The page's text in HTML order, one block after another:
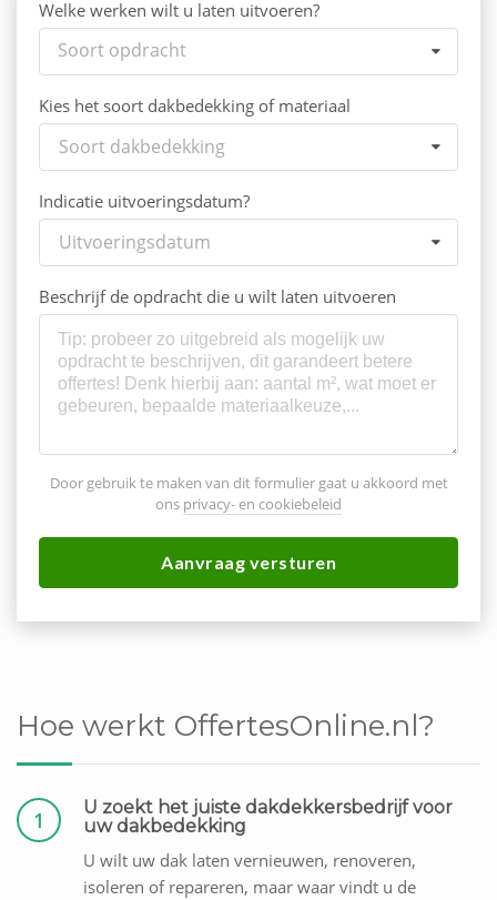
Welke werken wilt u laten uitvoeren?
Soort opdracht
Kies het soort dakbedekking of materiaal
Soort dakbedekking
Indicatie uitvoeringsdatum?
Uitvoeringsdatum
Beschrijf de opdracht die u wilt laten uitvoeren
Door gebruik te maken van dit formulier gaat u akkoord met
ons privacy- en cookiebeleid
Aanvraag versturen
Hoe werkt OffertesOnline.nl?
1
U zoekt het juiste dakdekkersbedrijf voor
uw dakbedekking
U wilt uw dak laten vernieuwen, renoveren,
isoleren of repareren, maar waar vindt u de